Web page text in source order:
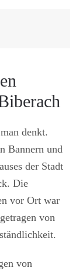
denkt.
Bannern und
der Stadt
Die
vor Ort war
von
von